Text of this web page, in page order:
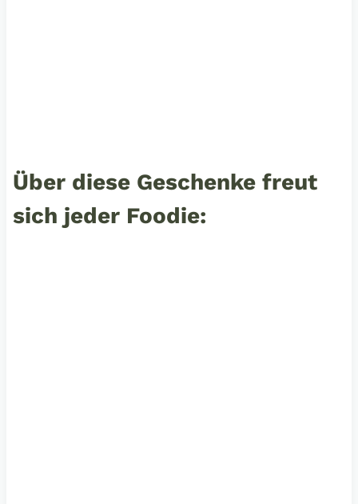
Über diese Geschenke freut
sich jeder Foodie: